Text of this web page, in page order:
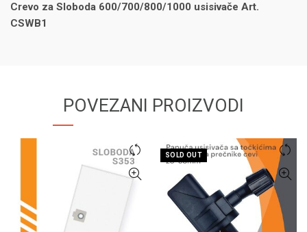
Crevo za Sloboda 600/700/800/1000 usisivače Art.
CSWB1
POVEZANI PROIZVODI
SOLD OUT